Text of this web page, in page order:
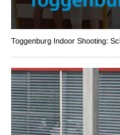
Toggenburg Indoor Shooting: